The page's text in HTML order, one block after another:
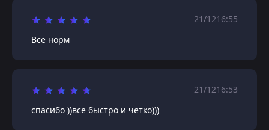
21/1216:55
Все норм
21/1216:53
спасибо ))все быстро и четко)))